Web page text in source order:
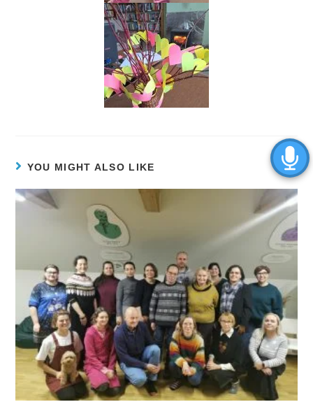
YOU MIGHT ALSO LIKE